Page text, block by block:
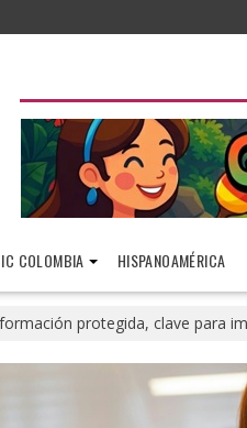
COLOMBIA HISPANOAMÉRICA
protegida, clave para